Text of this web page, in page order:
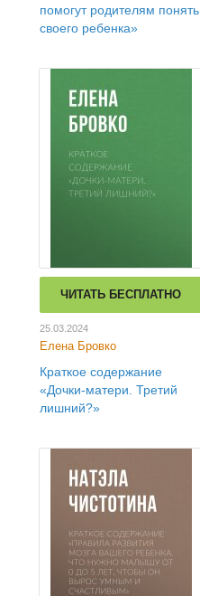
помогут родителям понять
своего ребенка»
ЧИТАТЬ БЕСПЛАТНО
25.03.2024
Елена Бровко
Краткое содержание
«Дочки-матери. Третий
лишний?»